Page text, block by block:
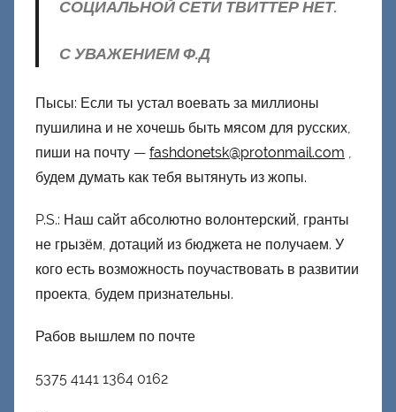
СОЦИАЛЬНОЙ СЕТИ ТВИТТЕР НЕТ.
С УВАЖЕНИЕМ Ф.Д
Пысы: Если ты устал воевать за миллионы
пушилина и не хочешь быть мясом для русских,
пиши на почту — fashdonetsk@protonmail.com ,
будем думать как тебя вытянуть из жопы.
P.S.: Наш сайт абсолютно волонтерский, гранты
не грызём, дотаций из бюджета не получаем. У
кого есть возможность поучаствовать в развитии
проекта, будем признательны.
Рабов вышлем по почте
5375 4141 1364 0162